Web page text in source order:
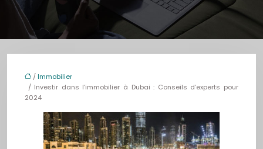
/ Immobilier
/ Investir dans l’immobilier à Dubai : Conseils d’experts pour
2024